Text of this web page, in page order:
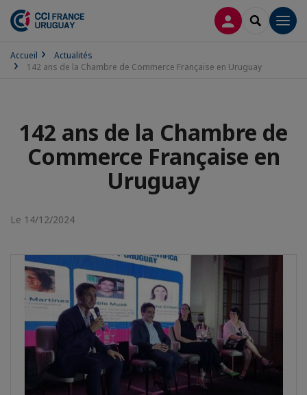
CONNEXION
Accueil
Actualités
142 ans de la Chambre de Commerce Française en Uruguay
142 ans de la Chambre de
Commerce Française en
Uruguay
Le 14/12/2024